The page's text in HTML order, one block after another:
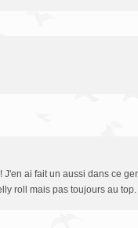
ai fait un aussi dans ce
roll mais pas toujours au